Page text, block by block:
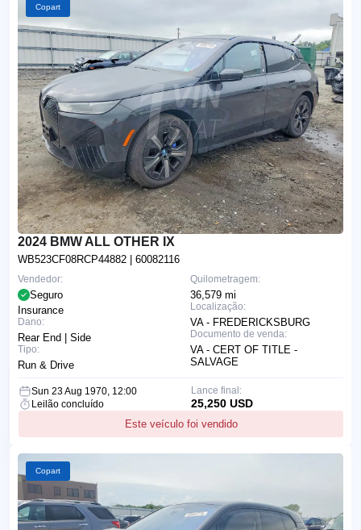
Copart
2024 BMW ALL OTHER IX
WB523CF08RCP44882 | 60082116
Quilometragem:
36,579 mi
Localização:
VA - FREDERICKSBURG
Documento de venda:
VA - CERT OF TITLE -
SALVAGE
Vendedor:
Seguro
Insurance
Dano:
Rear End | Side
Tipo:
Run & Drive
Sun 23 Aug 1970, 12:00
Leilão concluído
Este veículo foi vendido
Lance final:
25,250 USD
Copart